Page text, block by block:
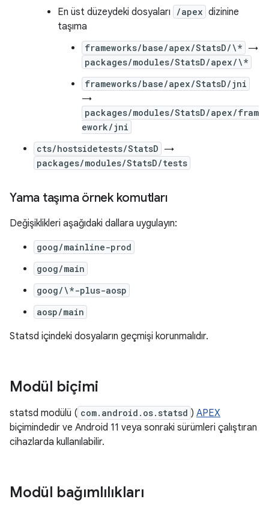
En üst düzeydeki dosyaları /apex dizinine
taşıma
frameworks/base/apex/StatsD/\* →
packages/modules/StatsD/apex/\*
frameworks/base/apex/StatsD/jni
→
packages/modules/StatsD/apex/fram
ework/jni
cts/hostsidetests/StatsD →
packages/modules/StatsD/tests
Yama taşıma örnek komutları
Değişiklikleri aşağıdaki dallara uygulayın:
goog/mainline-prod
goog/main
goog/\*-plus-aosp
aosp/main
Statsd içindeki dosyaların geçmişi korunmalıdır.
Modül biçimi
statsd modülü ( com.android.os.statsd ) APEX
biçimindedir ve Android 11 veya sonraki sürümleri çalıştıran
cihazlarda kullanılabilir.
Modül bağımlılıkları